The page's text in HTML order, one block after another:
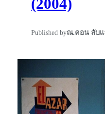
(2004)
Published byณ.คอน ลับแ